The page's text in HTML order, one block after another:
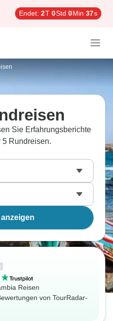
Endet: 2T 0Std 0Min 36s
Sie Erfahrungsberichte
Rundreisen.
Reisen
von TourRadar-